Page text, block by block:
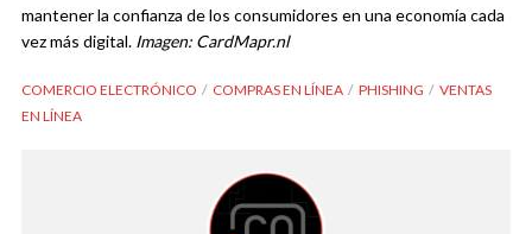
mantener la confianza de los consumidores en una economía cada
vez más digital. Imagen: CardMapr.nl
COMERCIO ELECTRÓNICO COMPRAS EN LÍNEA PHISHING
VENTAS
EN LÍNEA